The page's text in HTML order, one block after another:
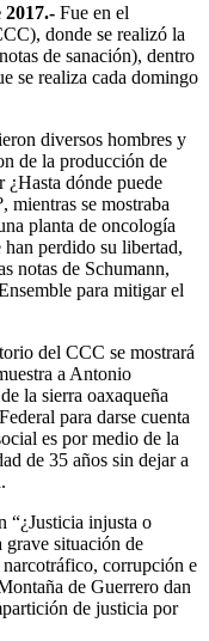
Fue en el
donde se realizó la
de sanación), dentro
se realiza cada domingo
diversos hombres y
de la producción de
¿Hasta dónde puede
mientras se mostraba
planta de oncología
perdido su libertad,
notas de Schumann,
para mitigar el
del CCC se mostrará
a Antonio
la sierra oaxaqueña
para darse cuenta
es por medio de la
de 35 años sin dejar a
“¿Justicia injusta o
grave situación de
corrupción e
de Guerrero dan
de justicia por